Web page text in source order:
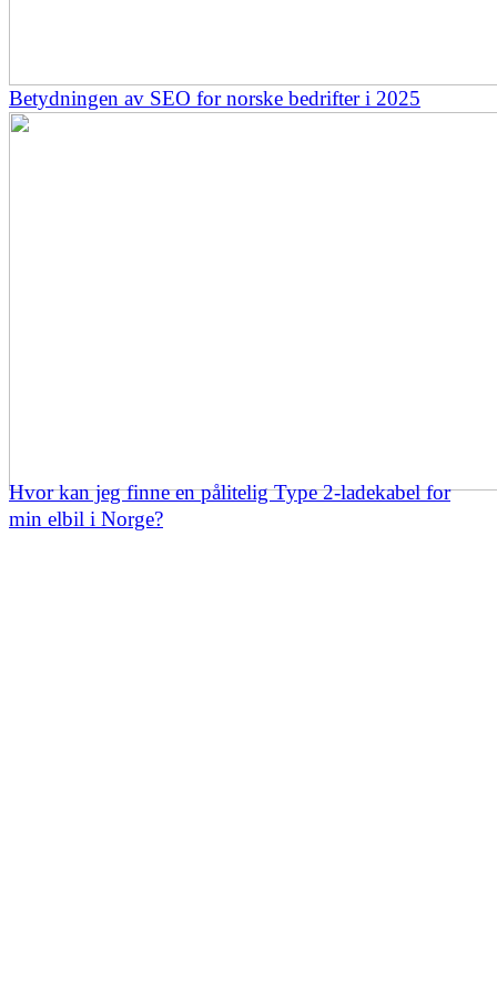
Betydningen av SEO for norske bedrifter i 2025
Hvor kan jeg finne en pålitelig Type 2-ladekabel for
min elbil i Norge?